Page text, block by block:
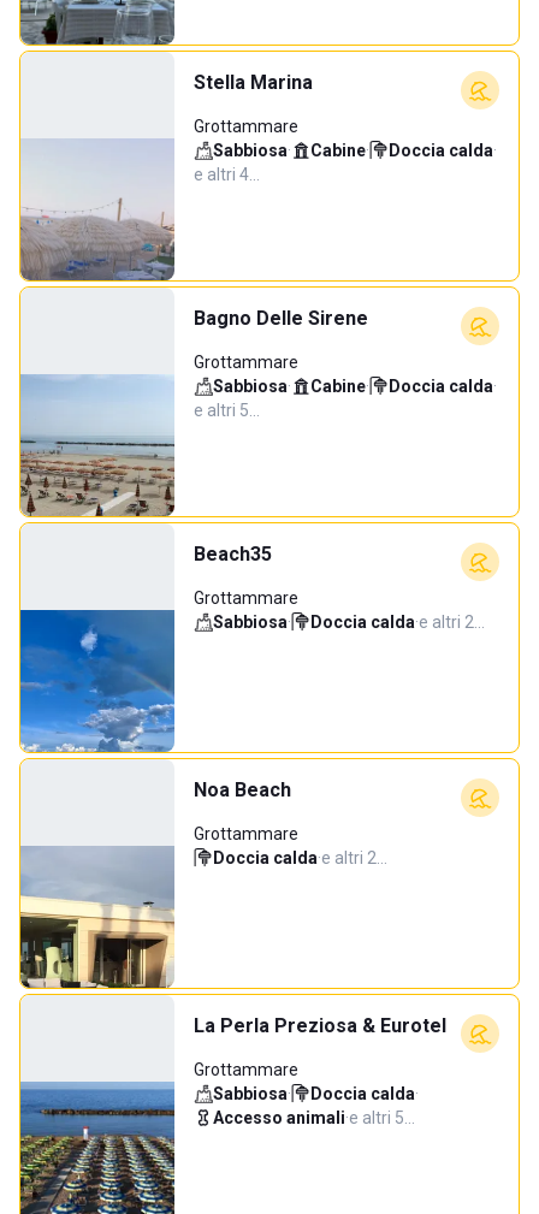
Stella Marina
Grottammare
Sabbiosa· Cabine· Doccia calda·
e altri 4…
Bagno Delle Sirene
Grottammare
Sabbiosa· Cabine· Doccia calda·
e altri 5…
Beach35
Grottammare
Sabbiosa· Doccia calda·e altri 2…
Noa Beach
Grottammare
Doccia calda·e altri 2…
La Perla Preziosa & Eurotel
Grottammare
Sabbiosa· Doccia calda·
Accesso animali·e altri 5…